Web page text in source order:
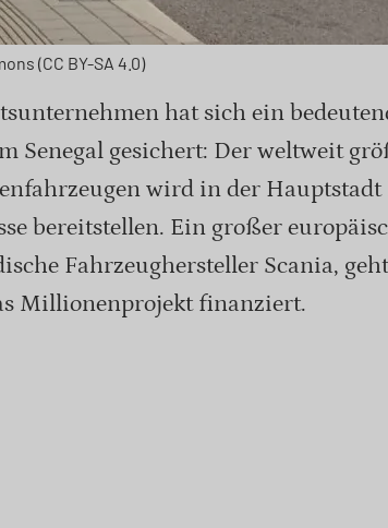
(CC BY-SA 4.0)
hat sich ein
Senegal gesichert: Der weltweit
wird in der Hauptstadt
bereitstellen. Ein großer
Fahrzeughersteller Scania,
Millionenprojekt finanziert.